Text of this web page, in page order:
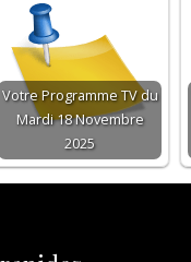
Votre Programme TV du
Mardi 18 Novembre
2025